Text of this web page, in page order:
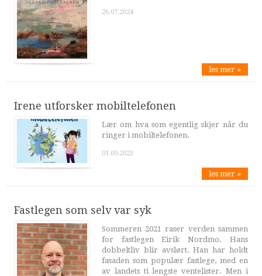
26.07.2024
les mer »
Irene utforsker mobiltelefonen
Lær om hva som egentlig skjer når du
ringer i mobiltelefonen.
01.09.2023
les mer »
Fastlegen som selv var syk
Sommeren 2021 raser verden sammen
for fastlegen Eirik Nordmo. Hans
dobbeltliv blir avslørt. Han har holdt
fasaden som populær fastlege, med en
av landets ti lengste ventelister. Men i